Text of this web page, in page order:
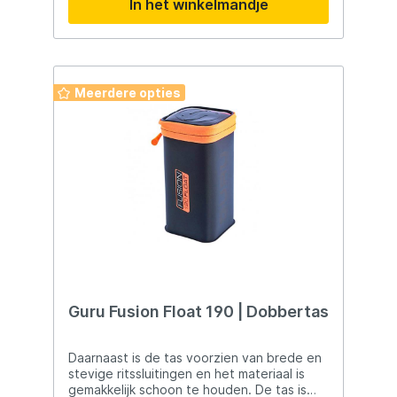
sleutels, documenten en andere
belangrijke spullen.
In het winkelmandje
Meerdere opties
Guru Fusion Float 190 | Dobbertas
Daarnaast is de tas voorzien van brede en
stevige ritssluitingen en het materiaal is
gemakkelijk schoon te houden. De tas is